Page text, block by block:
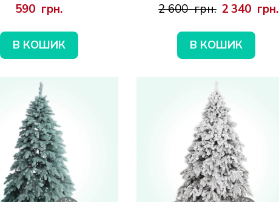
590  грн.
В КОШИК
2 600  грн. 2 340  грн.
В КОШИК